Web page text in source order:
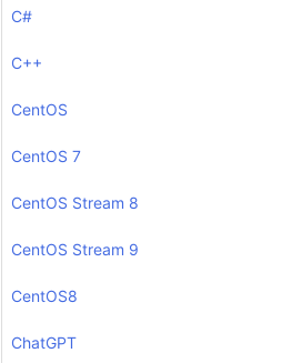
C#
C++
CentOS
CentOS 7
CentOS Stream 8
CentOS Stream 9
CentOS8
ChatGPT